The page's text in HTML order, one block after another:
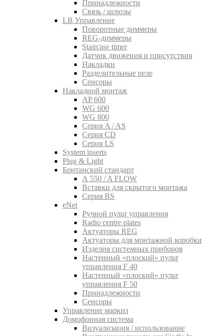
Принадлежности
Связь / шлюзы
LB Управление
Поворотные диммеры
REG-диммеры
Staircase timer
Датчик движения и присутствия
Накладки
Разделительные реле
Сенсоры
Накладной монтаж
AP 600
WG 600
WG 800
Серия A / AS
Серия CD
Серия LS
System inserts
Plug & Light
Британский стандарт
A 550 / A FLOW
Вставки для скрытого монтажа
Серия BS
eNet
Pучной пульт управления
Radio centre plates
Актуаторы REG
Актуаторы для монтажной коробки
Изделия системных приборов
Настенный «плоский» пульт
управления F 40
Настенный «плоский» пульт
управления F 50
Принадлежности
Сенсоры
Управление маркиз
Домофонная система
Визуализация / использование